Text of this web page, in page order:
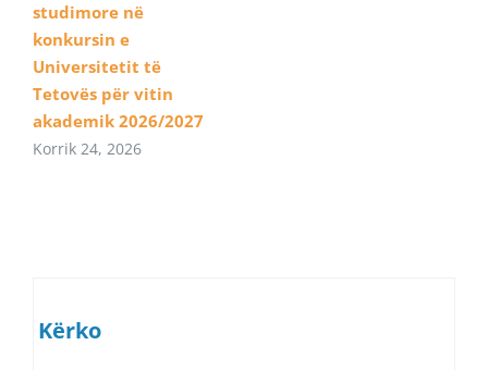
studimore në
konkursin e
Universitetit të
Tetovës për vitin
akademik 2026/2027
Korrik 24, 2026
Kërko